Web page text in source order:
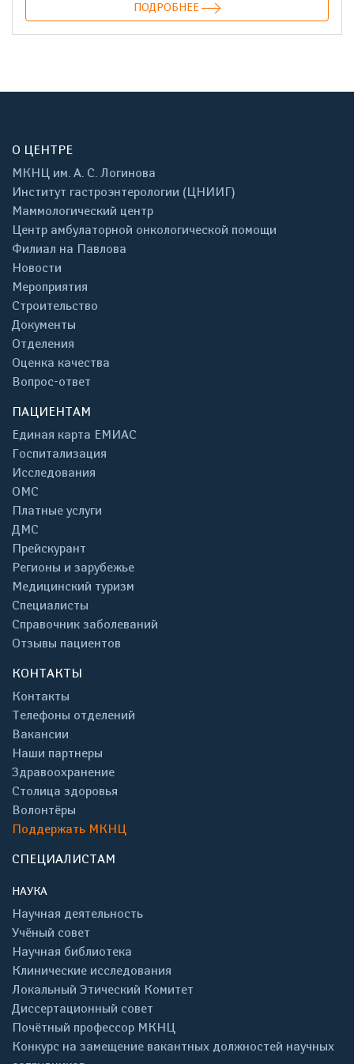
ПОДРОБНЕЕ
О ЦЕНТРЕ
МКНЦ им. А. С. Логинова
Институт гастроэнтерологии (ЦНИИГ)
Маммологический центр
Центр амбулаторной онкологической помощи
Филиал на Павлова
Новости
Мероприятия
Строительство
Документы
Отделения
Оценка качества
Вопрос-ответ
ПАЦИЕНТАМ
Единая карта ЕМИАС
Госпитализация
Исследования
ОМС
Платные услуги
ДМС
Прейскурант
Регионы и зарубежье
Медицинский туризм
Специалисты
Справочник заболеваний
Отзывы пациентов
КОНТАКТЫ
Контакты
Телефоны отделений
Вакансии
Наши партнеры
Здравоохранение
Столица здоровья
Волонтёры
Поддержать МКНЦ
СПЕЦИАЛИСТАМ
НАУКА
Научная деятельность
Учёный совет
Научная библиотека
Клинические исследования
Локальный Этический Комитет
Диссертационный совет
Почётный профессор МКНЦ
Конкурс на замещение вакантных должностей научных